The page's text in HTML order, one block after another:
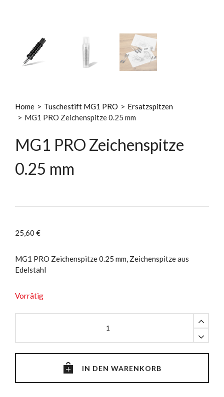
Home > Tuschestift MG1 PRO > Ersatzspitzen
> MG1 PRO Zeichenspitze 0.25 mm
MG1 PRO Zeichenspitze
0.25 mm
25,60 €
MG1 PRO Zeichenspitze 0.25 mm, Zeichenspitze aus
Edelstahl
Vorrätig
Zeichenspitze
0.25
IN DEN WARENKORB